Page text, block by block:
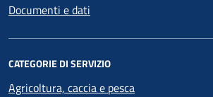
Documenti e dati
CATEGORIE DI SERVIZIO
Agricoltura, caccia e pesca